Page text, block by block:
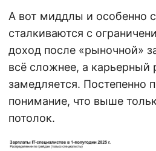
А вот миддлы и особенно
сталкиваются с
доход после «рыночной»
всё сложнее, а карьерный
замедляется. Постепенно
понимание, что выше
потолок.